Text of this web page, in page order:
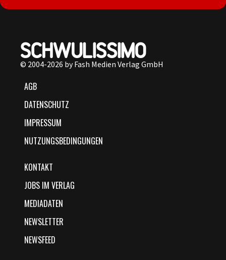
© 2004-2026 by Fash Medien Verlag GmbH
AGB
DATENSCHUTZ
IMPRESSUM
NUTZUNGSBEDINGUNGEN
KONTAKT
JOBS IM VERLAG
MEDIADATEN
NEWSLETTER
NEWSFEED